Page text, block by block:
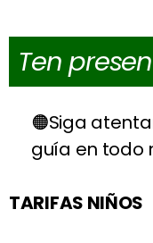
Ten
Siga
guía en todo
TARIFAS NIÑOS